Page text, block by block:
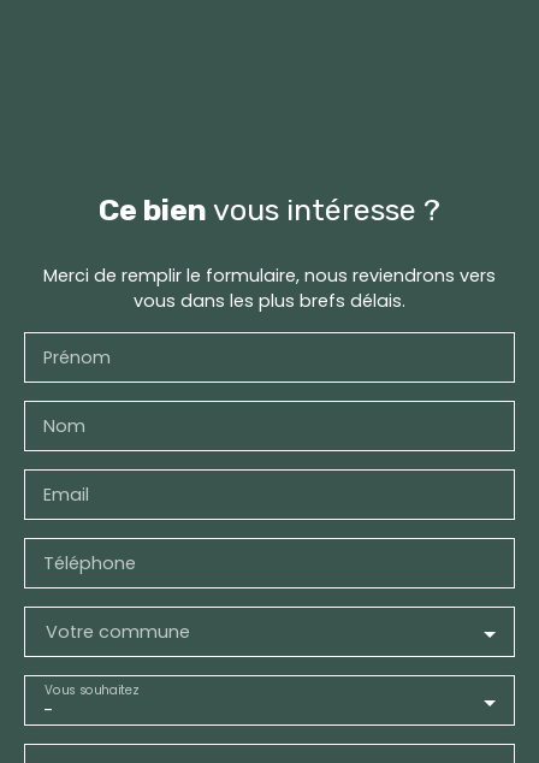
Ce bien vous intéresse ?
Merci de remplir le formulaire, nous reviendrons vers
vous dans les plus brefs délais.
Prénom
Nom
Email
Téléphone
Votre commune
-
Vous souhaitez